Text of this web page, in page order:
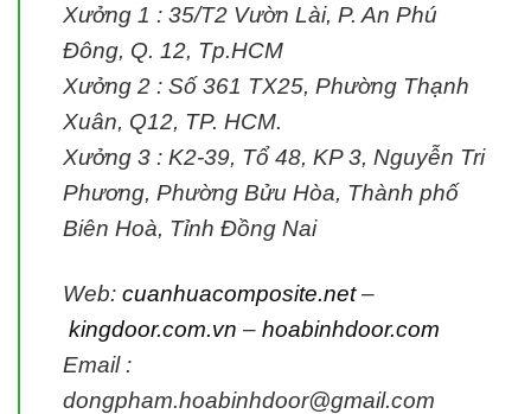
Xưởng 1 : 35/T2 Vườn Lài, P. An Phú
Đông, Q. 12, Tp.HCM
Xưởng 2 : Số 361 TX25, Phường Thạnh
Xuân, Q12, TP. HCM.
Xưởng 3 : K2-39, Tổ 48, KP 3, Nguyễn Tri
Phương, Phường Bửu Hòa, Thành phố
Biên Hoà, Tỉnh Đồng Nai
Web: cuanhuacomposite.net–
kingdoor.com.vn – hoabinhdoor.com
Email :
dongpham.hoabinhdoor@gmail.com